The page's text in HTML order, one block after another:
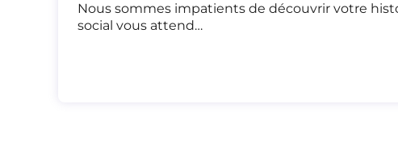
Nous sommes impatients de découvrir votre
social vous attend…